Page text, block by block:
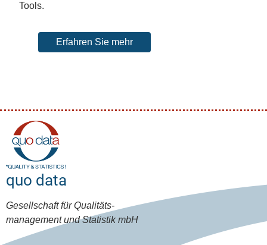
Tools.
Erfahren Sie mehr
quo data
Gesellschaft für Qualitäts-
management und Statistik mbH